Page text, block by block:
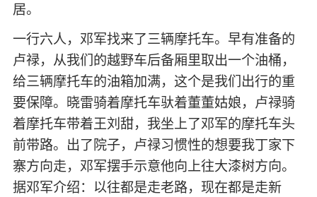
居。
一行六人，邓军找来了三辆摩托车。早有准备的
卢禄，从我们的越野车后备厢里取出一个油桶，
给三辆摩托车的油箱加满，这个是我们出行的重
要保障。晓雷骑着摩托车驮着董董姑娘，卢禄骑
着摩托车带着王刘甜，我坐上了邓军的摩托车头
前带路。出了院子，卢禄习惯性的想要我丁家下
寨方向走，邓军摆手示意他向上往大漆树方向。
据邓军介绍：以往都是走老路，现在都是走新